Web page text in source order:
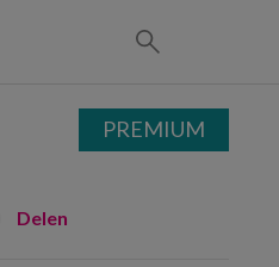
Delen
PREMIUM